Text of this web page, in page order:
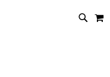
CERCA